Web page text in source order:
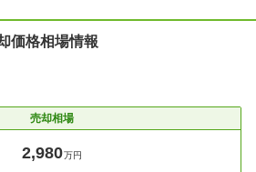
価格相場情報
売却相場
2,980万円